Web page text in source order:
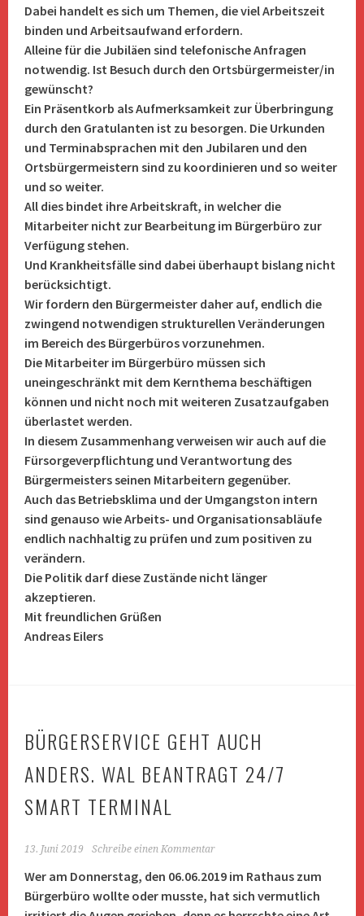
Dabei handelt es sich um Themen, die viel Arbeitszeit
binden und Arbeitsaufwand erfordern.
Alleine für die Jubiläen sind telefonische Anfragen
notwendig. Ist Besuch durch den Ortsbürgermeister/in
gewünscht?
Ein Präsentkorb als Aufmerksamkeit zur Überbringung
durch den Gratulanten ist zu besorgen. Die Urkunden
und Terminabsprachen mit den Jubilaren und den
Ortsbürgermeistern sind zu koordinieren und so weiter
und so weiter.
All dies bindet ihre Arbeitskraft, in welcher die
Mitarbeiter nicht zur Bearbeitung im Bürgerbüro zur
Verfügung stehen.
Und Krankheitsfälle sind dabei überhaupt bislang nicht
berücksichtigt.
Wir fordern den Bürgermeister daher auf, endlich die
zwingend notwendigen strukturellen Veränderungen
im Bereich des Bürgerbüros vorzunehmen.
Die Mitarbeiter im Bürgerbüro müssen sich
uneingeschränkt mit dem Kernthema beschäftigen
können und nicht noch mit weiteren Zusatzaufgaben
überlastet werden.
In diesem Zusammenhang verweisen wir auch auf die
Fürsorgeverpflichtung und Verantwortung des
Bürgermeisters seinen Mitarbeitern gegenüber.
Auch das Betriebsklima und der Umgangston intern
sind genauso wie Arbeits- und Organisationsabläufe
endlich nachhaltig zu prüfen und zum positiven zu
verändern.
Die Politik darf diese Zustände nicht länger
akzeptieren.
Mit freundlichen Grüßen
Andreas Eilers
BÜRGERSERVICE GEHT AUCH
ANDERS. WAL BEANTRAGT 24/7
SMART TERMINAL
13. Juni 2019 Schreibe einen Kommentar
Wer am Donnerstag, den 06.06.2019 im Rathaus zum
Bürgerbüro wollte oder musste, hat sich vermutlich